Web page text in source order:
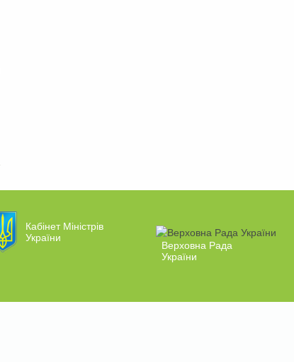
Кабінет Міністрів
України
Верховна Рада
України